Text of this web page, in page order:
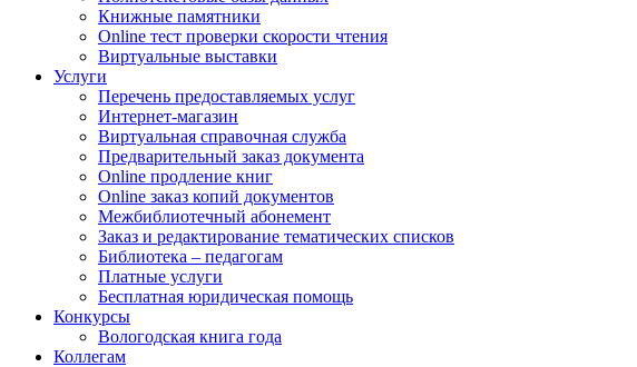
Книжные памятники
Online тест проверки скорости чтения
Виртуальные выставки
Услуги
Перечень предоставляемых услуг
Интернет-магазин
Виртуальная справочная служба
Предварительный заказ документа
Online продление книг
Online заказ копий документов
Межбиблиотечный абонемент
Заказ и редактирование тематических списков
Библиотека – педагогам
Платные услуги
Бесплатная юридическая помощь
Конкурсы
Вологодская книга года
Коллегам